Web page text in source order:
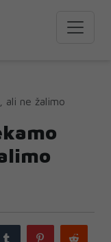
ali ne žalimo
Tumblr Pinterest